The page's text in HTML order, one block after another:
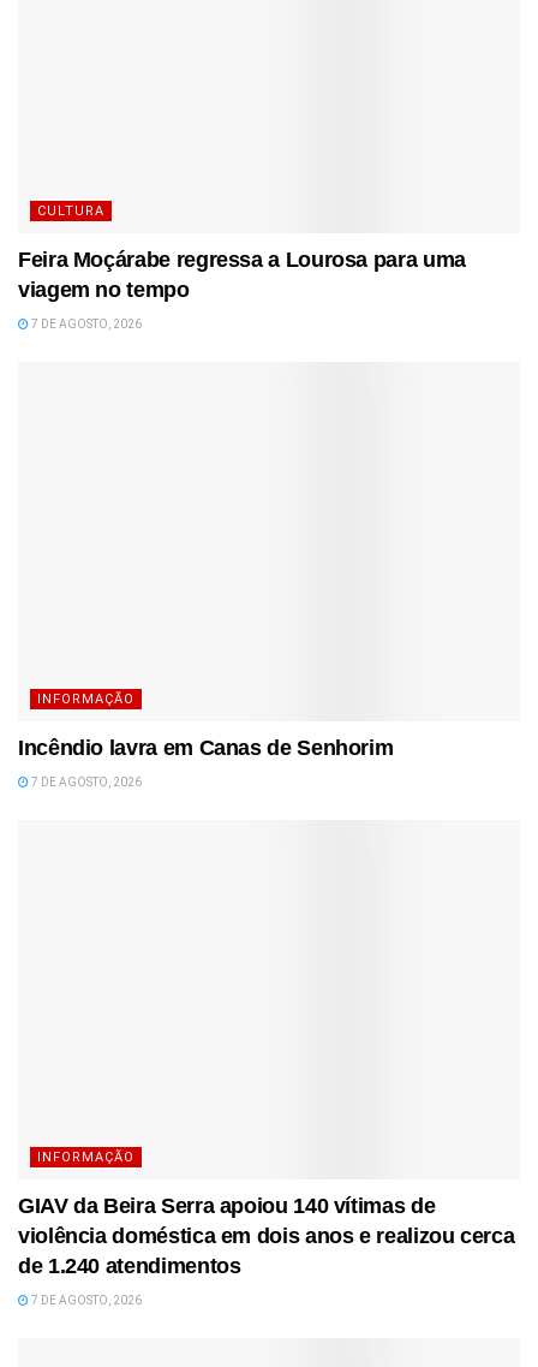
CULTURA
Feira Moçárabe regressa a Lourosa para uma
viagem no tempo
7 DE AGOSTO, 2026
INFORMAÇÃO
Incêndio lavra em Canas de Senhorim
7 DE AGOSTO, 2026
INFORMAÇÃO
GIAV da Beira Serra apoiou 140 vítimas de
violência doméstica em dois anos e realizou cerca
de 1.240 atendimentos
7 DE AGOSTO, 2026